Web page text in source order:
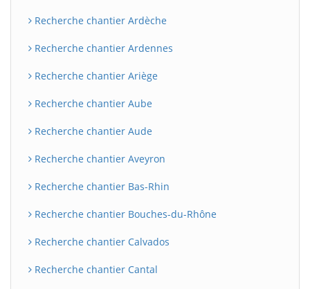
Recherche chantier Ardèche
Recherche chantier Ardennes
Recherche chantier Ariège
Recherche chantier Aube
Recherche chantier Aude
Recherche chantier Aveyron
Recherche chantier Bas-Rhin
Recherche chantier Bouches-du-Rhône
Recherche chantier Calvados
Recherche chantier Cantal